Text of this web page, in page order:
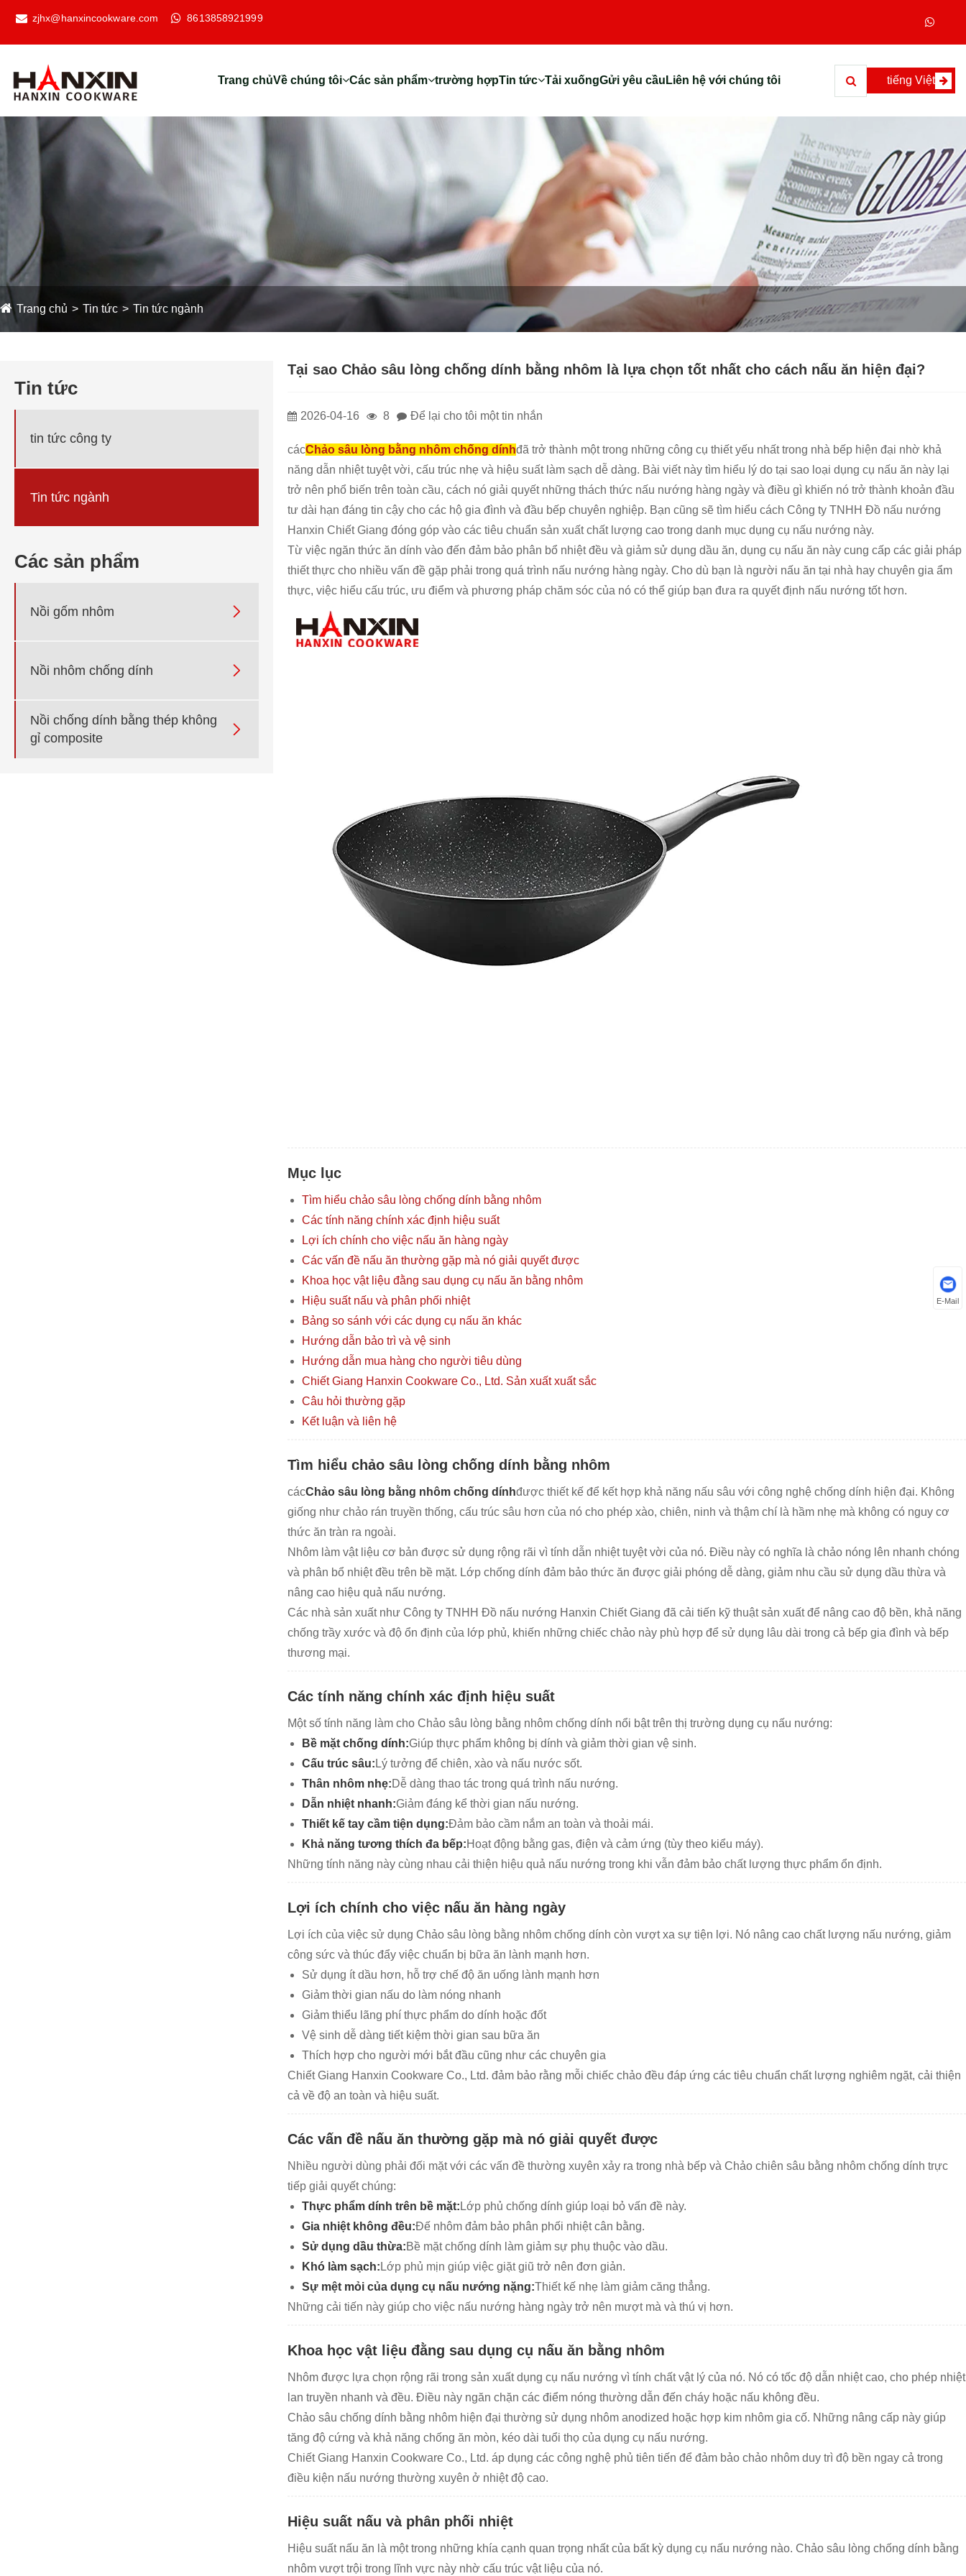
zjhx@hanxincookware.com 8613858921999
Trang chủVề chúng tôi Các sản phẩm trường hợpTin tức Tải xuốngGửi yêu cầu Liên hệ với chúng tôi tiếng Việt
Trang chủ Tin tức Tin tức ngành
Tin tức
tin tức công ty
Tin tức ngành
Các sản phẩm
Nồi gốm nhôm 
Nồi nhôm chống dính 
Nồi chống dính bằng thép không
gỉ composite

Tại sao Chảo sâu lòng chống dính bằng nhôm là lựa chọn tốt nhất cho cách nấu ăn hiện đại?
2026-04-16 8 Để lại cho tôi một tin nhắn
cácChảo sâu lòng bằng nhôm chống dínhđã trở thành một trong những công cụ thiết yếu nhất trong nhà bếp hiện đại nhờ khả
năng dẫn nhiệt tuyệt vời, cấu trúc nhẹ và hiệu suất làm sạch dễ dàng. Bài viết này tìm hiểu lý do tại sao loại dụng cụ nấu ăn này lại
trở nên phổ biến trên toàn cầu, cách nó giải quyết những thách thức nấu nướng hàng ngày và điều gì khiến nó trở thành khoản đầu
tư dài hạn đáng tin cậy cho các hộ gia đình và đầu bếp chuyên nghiệp. Bạn cũng sẽ tìm hiểu cách Công ty TNHH Đồ nấu nướng
Hanxin Chiết Giang đóng góp vào các tiêu chuẩn sản xuất chất lượng cao trong danh mục dụng cụ nấu nướng này.
Từ việc ngăn thức ăn dính vào đến đảm bảo phân bổ nhiệt đều và giảm sử dụng dầu ăn, dụng cụ nấu ăn này cung cấp các giải pháp
thiết thực cho nhiều vấn đề gặp phải trong quá trình nấu nướng hàng ngày. Cho dù bạn là người nấu ăn tại nhà hay chuyên gia ẩm
thực, việc hiểu cấu trúc, ưu điểm và phương pháp chăm sóc của nó có thể giúp bạn đưa ra quyết định nấu nướng tốt hơn.
Mục lục
Tìm hiểu chảo sâu lòng chống dính bằng nhôm
Các tính năng chính xác định hiệu suất
Lợi ích chính cho việc nấu ăn hàng ngày
Các vấn đề nấu ăn thường gặp mà nó giải quyết được
Khoa học vật liệu đằng sau dụng cụ nấu ăn bằng nhôm
Hiệu suất nấu và phân phối nhiệt
Bảng so sánh với các dụng cụ nấu ăn khác
Hướng dẫn bảo trì và vệ sinh
Hướng dẫn mua hàng cho người tiêu dùng
Chiết Giang Hanxin Cookware Co., Ltd. Sản xuất xuất sắc
Câu hỏi thường gặp
Kết luận và liên hệ
Tìm hiểu chảo sâu lòng chống dính bằng nhôm
cácChảo sâu lòng bằng nhôm chống dínhđược thiết kế để kết hợp khả năng nấu sâu với công nghệ chống dính hiện đại. Không
giống như chảo rán truyền thống, cấu trúc sâu hơn của nó cho phép xào, chiên, ninh và thậm chí là hầm nhẹ mà không có nguy cơ
thức ăn tràn ra ngoài.
Nhôm làm vật liệu cơ bản được sử dụng rộng rãi vì tính dẫn nhiệt tuyệt vời của nó. Điều này có nghĩa là chảo nóng lên nhanh chóng
và phân bổ nhiệt đều trên bề mặt. Lớp chống dính đảm bảo thức ăn được giải phóng dễ dàng, giảm nhu cầu sử dụng dầu thừa và
nâng cao hiệu quả nấu nướng.
Các nhà sản xuất như Công ty TNHH Đồ nấu nướng Hanxin Chiết Giang đã cải tiến kỹ thuật sản xuất để nâng cao độ bền, khả năng
chống trầy xước và độ ổn định của lớp phủ, khiến những chiếc chảo này phù hợp để sử dụng lâu dài trong cả bếp gia đình và bếp
thương mại.
Các tính năng chính xác định hiệu suất
Một số tính năng làm cho Chảo sâu lòng bằng nhôm chống dính nổi bật trên thị trường dụng cụ nấu nướng:
Bề mặt chống dính:Giúp thực phẩm không bị dính và giảm thời gian vệ sinh.
Cấu trúc sâu: Lý tưởng để chiên, xào và nấu nước sốt.
Thân nhôm nhẹ:Dễ dàng thao tác trong quá trình nấu nướng.
Dẫn nhiệt nhanh:Giảm đáng kể thời gian nấu nướng.
Thiết kế tay cầm tiện dụng:Đảm bảo cầm nắm an toàn và thoải mái.
Khả năng tương thích đa bếp:Hoạt động bằng gas, điện và cảm ứng (tùy theo kiểu máy).
Những tính năng này cùng nhau cải thiện hiệu quả nấu nướng trong khi vẫn đảm bảo chất lượng thực phẩm ổn định.
Lợi ích chính cho việc nấu ăn hàng ngày
Lợi ích của việc sử dụng Chảo sâu lòng bằng nhôm chống dính còn vượt xa sự tiện lợi. Nó nâng cao chất lượng nấu nướng, giảm
công sức và thúc đẩy việc chuẩn bị bữa ăn lành mạnh hơn.
Sử dụng ít dầu hơn, hỗ trợ chế độ ăn uống lành mạnh hơn
Giảm thời gian nấu do làm nóng nhanh
Giảm thiểu lãng phí thực phẩm do dính hoặc đốt
Vệ sinh dễ dàng tiết kiệm thời gian sau bữa ăn
Thích hợp cho người mới bắt đầu cũng như các chuyên gia
Chiết Giang Hanxin Cookware Co., Ltd. đảm bảo rằng mỗi chiếc chảo đều đáp ứng các tiêu chuẩn chất lượng nghiêm ngặt, cải thiện
cả về độ an toàn và hiệu suất.
Các vấn đề nấu ăn thường gặp mà nó giải quyết được
Nhiều người dùng phải đối mặt với các vấn đề thường xuyên xảy ra trong nhà bếp và Chảo chiên sâu bằng nhôm chống dính trực
tiếp giải quyết chúng:
Thực phẩm dính trên bề mặt: Lớp phủ chống dính giúp loại bỏ vấn đề này.
Gia nhiệt không đều:Đế nhôm đảm bảo phân phối nhiệt cân bằng.
Sử dụng dầu thừa:Bề mặt chống dính làm giảm sự phụ thuộc vào dầu.
Khó làm sạch: Lớp phủ mịn giúp việc giặt giũ trở nên đơn giản.
Sự mệt mỏi của dụng cụ nấu nướng nặng:Thiết kế nhẹ làm giảm căng thẳng.
Những cải tiến này giúp cho việc nấu nướng hàng ngày trở nên mượt mà và thú vị hơn.
Khoa học vật liệu đằng sau dụng cụ nấu ăn bằng nhôm
Nhôm được lựa chọn rộng rãi trong sản xuất dụng cụ nấu nướng vì tính chất vật lý của nó. Nó có tốc độ dẫn nhiệt cao, cho phép nhiệt
lan truyền nhanh và đều. Điều này ngăn chặn các điểm nóng thường dẫn đến cháy hoặc nấu không đều.
Chảo sâu chống dính bằng nhôm hiện đại thường sử dụng nhôm anodized hoặc hợp kim nhôm gia cố. Những nâng cấp này giúp
tăng độ cứng và khả năng chống ăn mòn, kéo dài tuổi thọ của dụng cụ nấu nướng.
Chiết Giang Hanxin Cookware Co., Ltd. áp dụng các công nghệ phủ tiên tiến để đảm bảo chảo nhôm duy trì độ bền ngay cả trong
điều kiện nấu nướng thường xuyên ở nhiệt độ cao.
Hiệu suất nấu và phân phối nhiệt
Hiệu suất nấu ăn là một trong những khía cạnh quan trọng nhất của bất kỳ dụng cụ nấu nướng nào. Chảo sâu lòng chống dính bằng
nhôm vượt trội trong lĩnh vực này nhờ cấu trúc vật liệu của nó.
E-Mail